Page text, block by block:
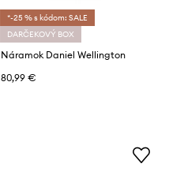
*-25 % s kódom: SALE
DARČEKOVÝ BOX
Náramok Daniel Wellington
80,99 €